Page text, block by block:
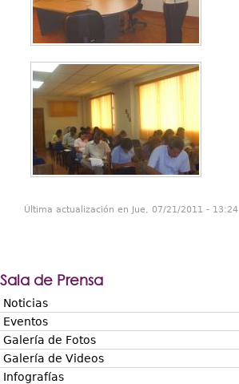
Última actualización en Jue, 07/21/2011 - 13:24
Sala de Prensa
Noticias
Eventos
Galería de Fotos
Galería de Videos
Infografías